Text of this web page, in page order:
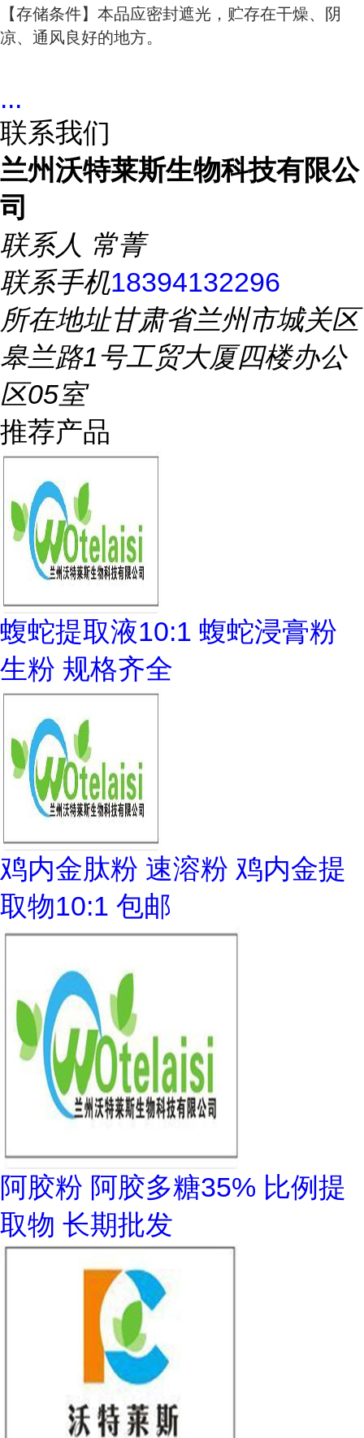
【存储条件】本品应密封遮光，贮存在干燥、阴
凉、通风良好的地方。
...
联系我们
兰州沃特莱斯生物科技有限公
司
联系人 常菁
联系手机18394132296
所在地址甘肃省兰州市城关区
皋兰路1号工贸大厦四楼办公
区05室
推荐产品
蝮蛇提取液10:1 蝮蛇浸膏粉
生粉 规格齐全
鸡内金肽粉 速溶粉 鸡内金提
取物10:1 包邮
阿胶粉 阿胶多糖35% 比例提
取物 长期批发